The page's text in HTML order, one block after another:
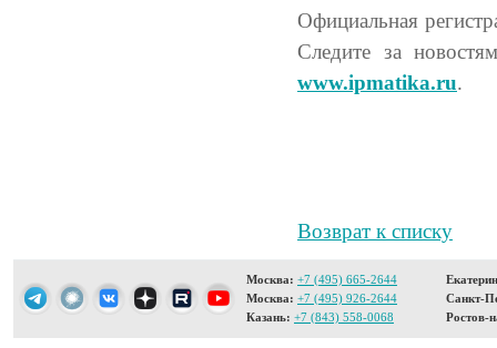
Официальная
Следите за
www.ipmatika.ru.
Возврат к списку
Москва: +7 (495) 665-2644
Москва: +7 (495) 926-2644
Казань: +7 (843) 558-0068
Санкт-
Ростов-